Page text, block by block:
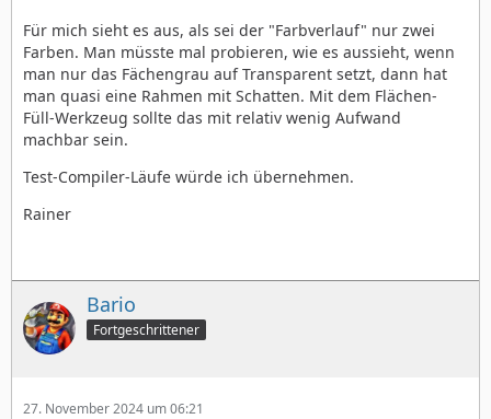
Für mich sieht es aus, als sei der "Farbverlauf" nur zwei
Farben. Man müsste mal probieren, wie es aussieht, wenn
man nur das Fächengrau auf Transparent setzt, dann hat
man quasi eine Rahmen mit Schatten. Mit dem Flächen-
Füll-Werkzeug sollte das mit relativ wenig Aufwand
machbar sein.
Test-Compiler-Läufe würde ich übernehmen.
Rainer
Bario
Fortgeschrittener
27. November 2024 um 06:21